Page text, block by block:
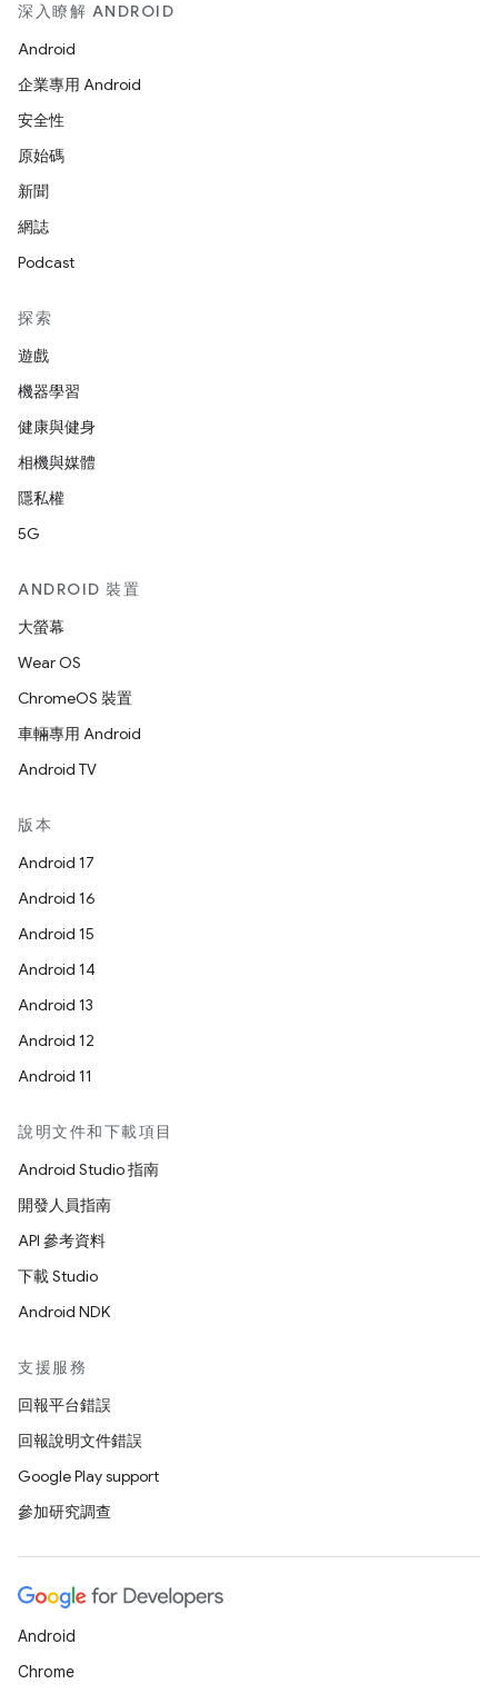
深入瞭解 ANDROID
Android
企業專用 Android
安全性
原始碼
新聞
網誌
Podcast
探索
遊戲
機器學習
健康與健身
相機與媒體
隱私權
5G
ANDROID 裝置
大螢幕
Wear OS
ChromeOS 裝置
車輛專用 Android
Android TV
版本
Android 17
Android 16
Android 15
Android 14
Android 13
Android 12
Android 11
說明文件和下載項目
Android Studio 指南
開發人員指南
API 參考資料
下載 Studio
Android NDK
支援服務
回報平台錯誤
回報說明文件錯誤
Google Play support
參加研究調查
Android
Chrome